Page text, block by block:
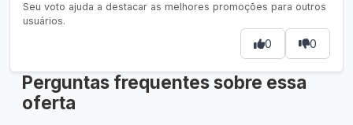
Seu voto ajuda a destacar as melhores promoções para outros
usuários.
0 0
Perguntas frequentes sobre essa
oferta